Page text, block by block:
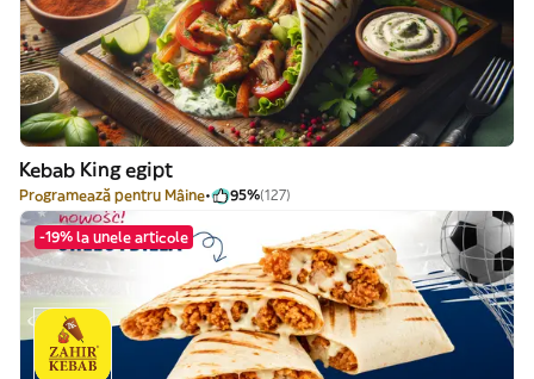
Kebab King egipt
Programează pentru Mâine 95%(127)
-19% la unele articole